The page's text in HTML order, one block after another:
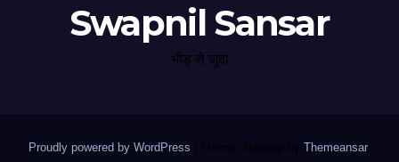
Swapnil Sansar
भीड़ से जुदा
Proudly powered by WordPress Theme: Newsup by Themeansar.